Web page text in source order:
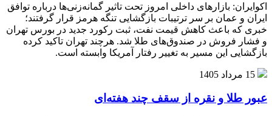
اکوایران: بازارهای داخلی امروز تحت تاثیر گمانه‌زنی‌ها درباره توافق
ایران و عمان بر سر ترتیبات بازگشایی تنگه هرمز قرار گرفتند؛
خبری که باعث کاهش قیمت نفت، ثبت رکورد جدید در بورس تهران
و فشار فروش در صندوق‌های طلا شد. هرچند تهران تاکید کرده
بازگشایی این مسیر به تغییر رفتار آمریکا وابسته است.
15 مرداد 1405
عبور طلا و نقره از سقف چند هفته‌ای